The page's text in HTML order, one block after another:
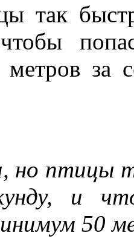
так
за
но птицы
и
50